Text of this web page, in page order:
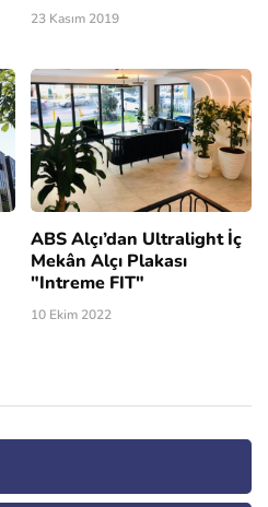
23 Kasım 2019
ABS Alçı’dan Ultralight İç
Mekân Alçı Plakası
"Intreme FIT"
10 Ekim 2022